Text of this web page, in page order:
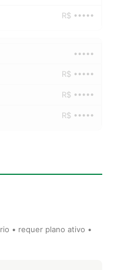
R$ •••••
•••••
R$ •••••
R$ •••••
R$ •••••
• requer plano ativo •